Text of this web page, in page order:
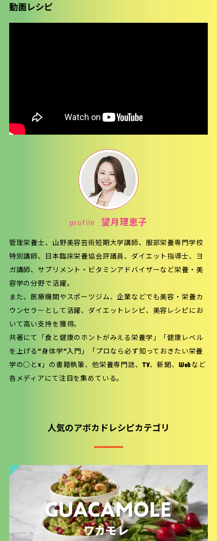
動画レシピ
profile 望月理恵子
管理栄養士、山野美容芸術短期大学講師、服部栄養専門学校
特別講師、日本臨床栄養協会評議員、ダイエット指導士、ヨ
ガ講師、サプリメント・ビタミンアドバイザーなど栄養・美
容学の分野で活躍。
また、医療機関やスポーツジム、企業などでも美容・栄養カ
ウンセラーとして活躍、ダイエットレシピ、美容レシピにお
いて高い支持を獲得。
共著にて「食と健康のホントがみえる栄養学」「健康レベル
を上げる“身体学”入門」「プロなら必ず知っておきたい栄養
学の○と×」の書籍執筆、他栄養専門誌、TV、新聞、Webなど
各メディアにて注目を集めている。
人気のアボカドレシピカテゴリ